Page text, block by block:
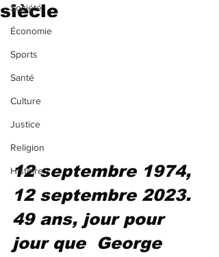
Société
Économie
Sports
Santé
Culture
Justice
Religion
Histoire
siècle
12 septembre 1974,
12 septembre 2023.
49 ans, jour pour
jour que  George